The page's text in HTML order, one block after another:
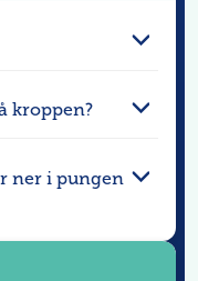
kroppen?
ner i pungen